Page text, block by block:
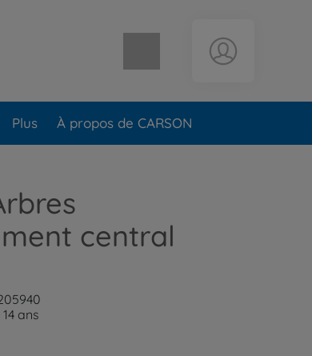
Plus À propos de CARSON
central
ans